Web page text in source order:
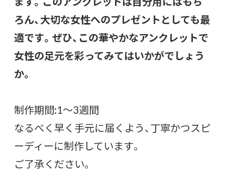
ろん、大切な女性へのプレゼントとしても最
適です。ぜひ、この華やかなアンクレットで
女性の足元を彩ってみてはいかがでしょう
か。
制作期間:1〜3週間
なるべく早く手元に届くよう、丁寧かつスピ
ーディーに制作しています。
ご了承ください。